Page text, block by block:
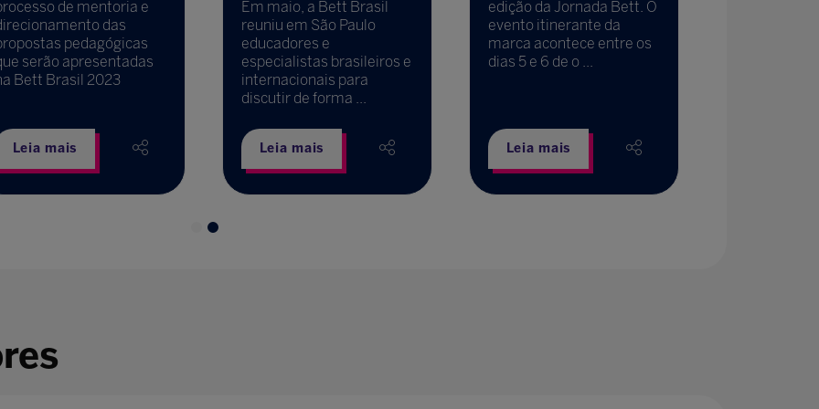
de mentoria e
das
pedagógicas
serão apresentadas
Bett Brasil 2023
Leia mais
Em maio, a Bett Brasil
reuniu em São Paulo
educadores e
especialistas brasileiros e
internacionais para
discutir de forma ...
Leia mais
edição da Jornada Bett. O
evento itinerante da
marca acontece entre os
dias 5 e 6 de o ...
Leia mais